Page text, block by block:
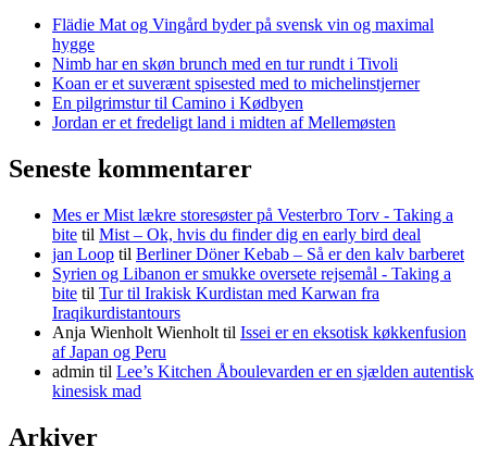
Flädie Mat og Vingård byder på svensk vin og maximal
hygge
Nimb har en skøn brunch med en tur rundt i Tivoli
Koan er et suverænt spisested med to michelinstjerner
En pilgrimstur til Camino i Kødbyen
Jordan er et fredeligt land i midten af Mellemøsten
Seneste kommentarer
Mes er Mist lækre storesøster på Vesterbro Torv - Taking a
bite til Mist – Ok, hvis du finder dig en early bird deal
jan Loop til Berliner Döner Kebab – Så er den kalv barberet
Syrien og Libanon er smukke oversete rejsemål - Taking a
bite til Tur til Irakisk Kurdistan med Karwan fra
Iraqikurdistantours
Anja Wienholt Wienholt til Issei er en eksotisk køkkenfusion
af Japan og Peru
admin til Lee’s Kitchen Åboulevarden er en sjælden autentisk
kinesisk mad
Arkiver